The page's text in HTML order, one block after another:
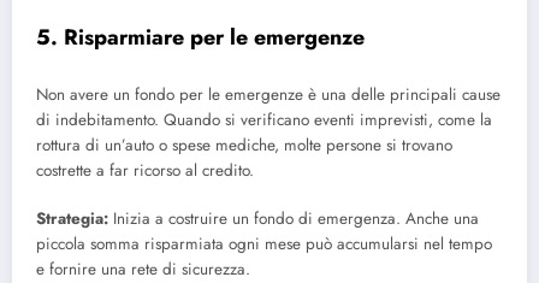
5. Risparmiare per le emergenze
Non avere un fondo per le emergenze è una delle principali cause
di indebitamento. Quando si verificano eventi imprevisti, come la
rottura di un’auto o spese mediche, molte persone si trovano
costrette a far ricorso al credito.
Strategia: Inizia a costruire un fondo di emergenza. Anche una
piccola somma risparmiata ogni mese può accumularsi nel tempo
e fornire una rete di sicurezza.